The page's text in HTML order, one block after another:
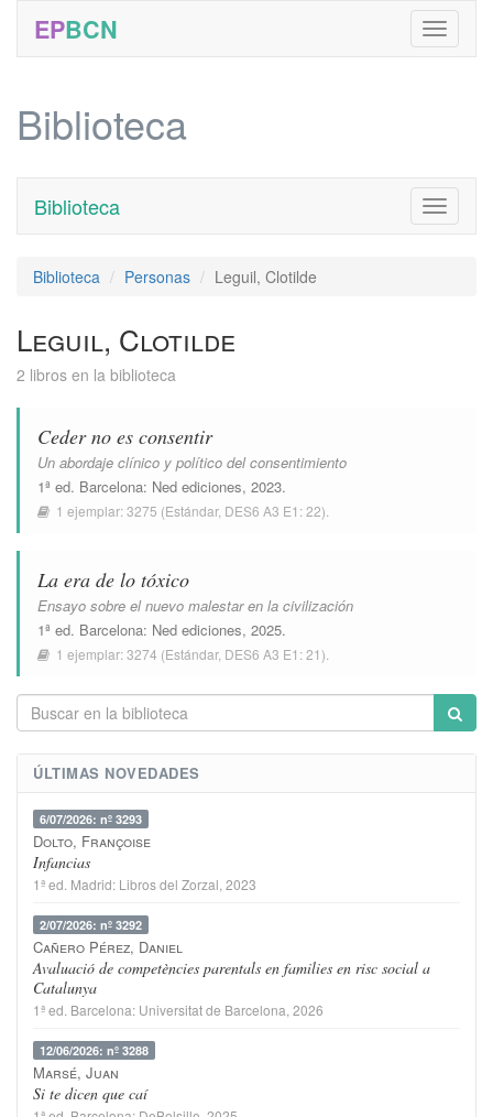
EPBCN
Biblioteca
Toggle
Biblioteca
Biblioteca Personas Leguil, Clotilde
Leguil, Clotilde
2 libros en la biblioteca
Ceder no es consentir
Un abordaje clínico y político del consentimiento
1ª ed. Barcelona: Ned ediciones, 2023.
1 ejemplar:3275 (Estándar, DES6 A3 E1: 22).
La era de lo tóxico
Ensayo sobre el nuevo malestar en la civilización
1ª ed. Barcelona: Ned ediciones, 2025.
1 ejemplar:3274 (Estándar, DES6 A3 E1: 21).
ÚLTIMAS NOVEDADES
6/07/2026: nº 3293
Dolto, Françoise
Infancias
1ª ed. Madrid: Libros del Zorzal , 2023
2/07/2026: nº 3292
Cañero Pérez, Daniel
Avaluació de competències parentals en families en risc social a
Catalunya
1ª ed. Barcelona: Universitat de Barcelona , 2026
12/06/2026: nº 3288
Marsé, Juan
Si te dicen que caí